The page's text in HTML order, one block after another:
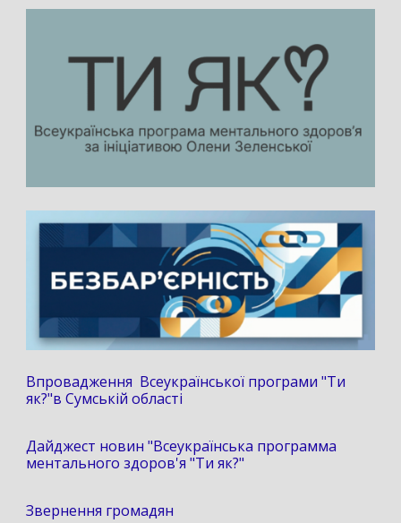
Впровадження Всеукраїнської програми "Ти
як?"в Сумській області
Дайджест новин "Всеукраїнська программа
ментального здоров'я "Ти як?"
Звернення громадян